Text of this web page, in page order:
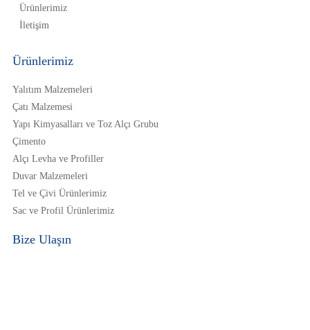
Ürünlerimiz
İletişim
Ürünlerimiz
Yalıtım Malzemeleri
Çatı Malzemesi
Yapı Kimyasalları ve Toz Alçı Grubu
Çimento
Alçı Levha ve Profiller
Duvar Malzemeleri
Tel ve Çivi Ürünlerimiz
Sac ve Profil Ürünlerimiz
Bize Ulaşın